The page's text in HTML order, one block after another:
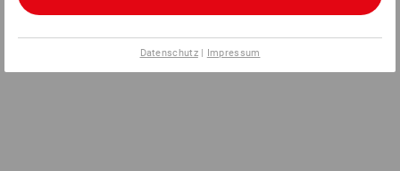
Datenschutz| Impressum